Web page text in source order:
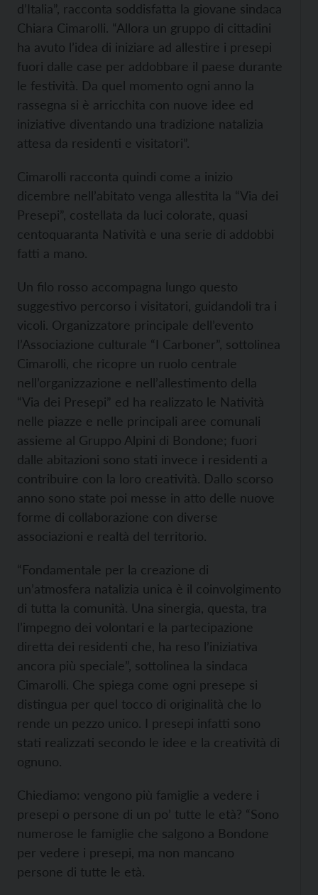
d’Italia”, racconta soddisfatta la giovane sindaca
Chiara Cimarolli. “Allora un gruppo di cittadini
ha avuto l’idea di iniziare ad allestire i presepi
fuori dalle case per addobbare il paese durante
le festività. Da quel momento ogni anno la
rassegna si è arricchita con nuove idee ed
iniziative diventando una tradizione natalizia
attesa da residenti e visitatori”.
Cimarolli racconta quindi come a inizio
dicembre nell’abitato venga allestita la “Via dei
Presepi”, costellata da luci colorate, quasi
centoquaranta Natività e una serie di addobbi
fatti a mano.
Un filo rosso accompagna lungo questo
suggestivo percorso i visitatori, guidandoli tra i
vicoli. Organizzatore principale dell’evento
l’Associazione culturale “I Carboner”, sottolinea
Cimarolli, che ricopre un ruolo centrale
nell’organizzazione e nell’allestimento della
“Via dei Presepi” ed ha realizzato le Natività
nelle piazze e nelle principali aree comunali
assieme al Gruppo Alpini di Bondone; fuori
dalle abitazioni sono stati invece i residenti a
contribuire con la loro creatività. Dallo scorso
anno sono state poi messe in atto delle nuove
forme di collaborazione con diverse
associazioni e realtà del territorio.
“Fondamentale per la creazione di
un’atmosfera natalizia unica è il coinvolgimento
di tutta la comunità. Una sinergia, questa, tra
l’impegno dei volontari e la partecipazione
diretta dei residenti che, ha reso l’iniziativa
ancora più speciale”, sottolinea la sindaca
Cimarolli. Che spiega come ogni presepe si
distingua per quel tocco di originalità che lo
rende un pezzo unico. I presepi infatti sono
stati realizzati secondo le idee e la creatività di
ognuno.
Chiediamo: vengono più famiglie a vedere i
presepi o persone di un po’ tutte le età? “Sono
numerose le famiglie che salgono a Bondone
per vedere i presepi, ma non mancano
persone di tutte le età.